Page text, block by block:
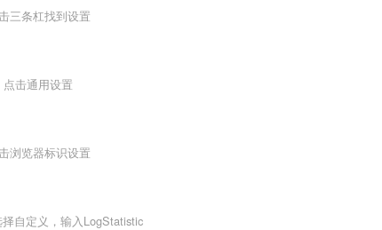
三条杠找到设置
点击通用设置
浏览器标识设置
自定义，输入LogStatistic